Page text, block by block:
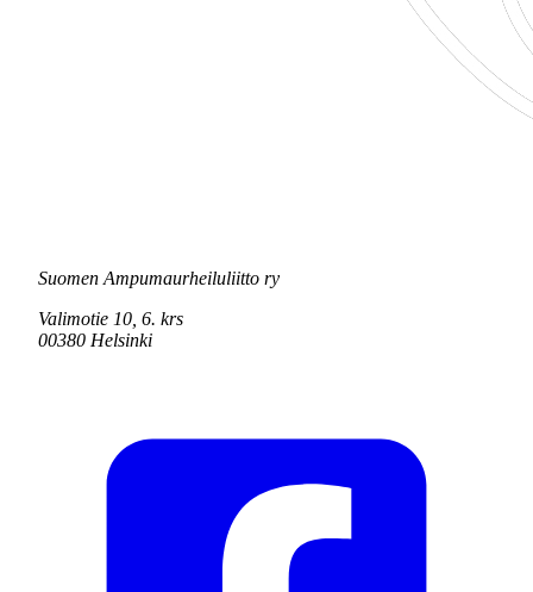
Suomen Ampumaurheiluliitto ry
Valimotie 10, 6. krs
00380 Helsinki